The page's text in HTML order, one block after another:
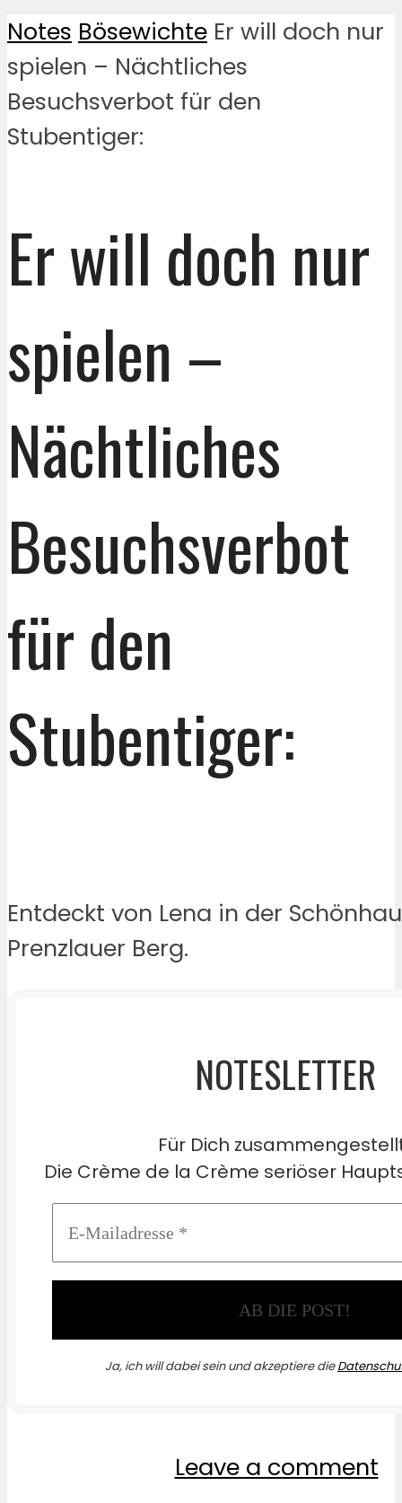
Notes Bösewichte Er will doch nur
spielen – Nächtliches
Besuchsverbot für den
Stubentiger:
Er will doch nur
spielen –
Nächtliches
Besuchsverbot
für den
Stubentiger:
Entdeckt von Lena in der
Prenzlauer Berg.
NOTESLETTER
Für Dich
Die Crème de la Crème seriöser
Ja, ich will dabei sein und akzeptiere die
Leave a comment